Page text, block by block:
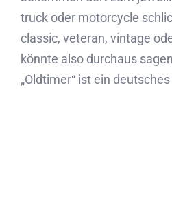
truck oder motorcycle
classic, veteran, vintage
könnte also durchaus
„Oldtimer“ ist ein